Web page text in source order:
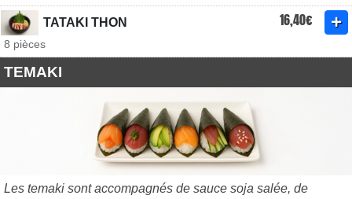
TATAKI THON 16,40€
8 pièces
TEMAKI
Les temaki sont accompagnés de sauce soja salée, de